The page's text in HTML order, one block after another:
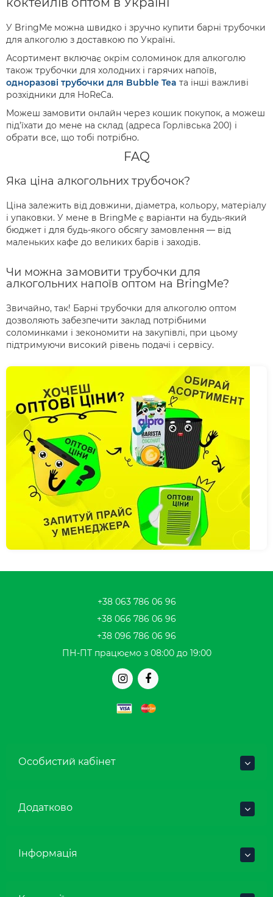
У BringMe можна швидко і зручно купити барні трубочки
для алкоголю з доставкою по Україні.
Асортимент включає окрім соломинок для алкоголю
також трубочки для холодних і гарячих напоїв,
одноразові трубочки для Bubble Tea та інші важливі
розхідники для HoReCa.
Можеш замовити онлайн через кошик покупок, а можеш
під’їхати до мене на склад (адреса Горлівська 200) і
обрати все, що тобі потрібно.
FAQ
Яка ціна алкогольних трубочок?
Ціна залежить від довжини, діаметра, кольору, матеріалу
і упаковки. У мене в BringMe є варіанти на будь-який
бюджет і для будь-якого обсягу замовлення — від
маленьких кафе до великих барів і заходів.
Чи можна замовити трубочки для
алкогольних напоїв оптом на BringMe?
Звичайно, так! Барні трубочки для алкоголю оптом
дозволяють забезпечити заклад потрібними
соломинками і зекономити на закупівлі, при цьому
підтримуючи високий рівень подачі і сервісу.
+38 063 786 06 96
+38 066 786 06 96
+38 096 786 06 96
ПН-ПТ працюємо з 08:00 до 19:00
Особистий кабінет
Додатково
Інформація